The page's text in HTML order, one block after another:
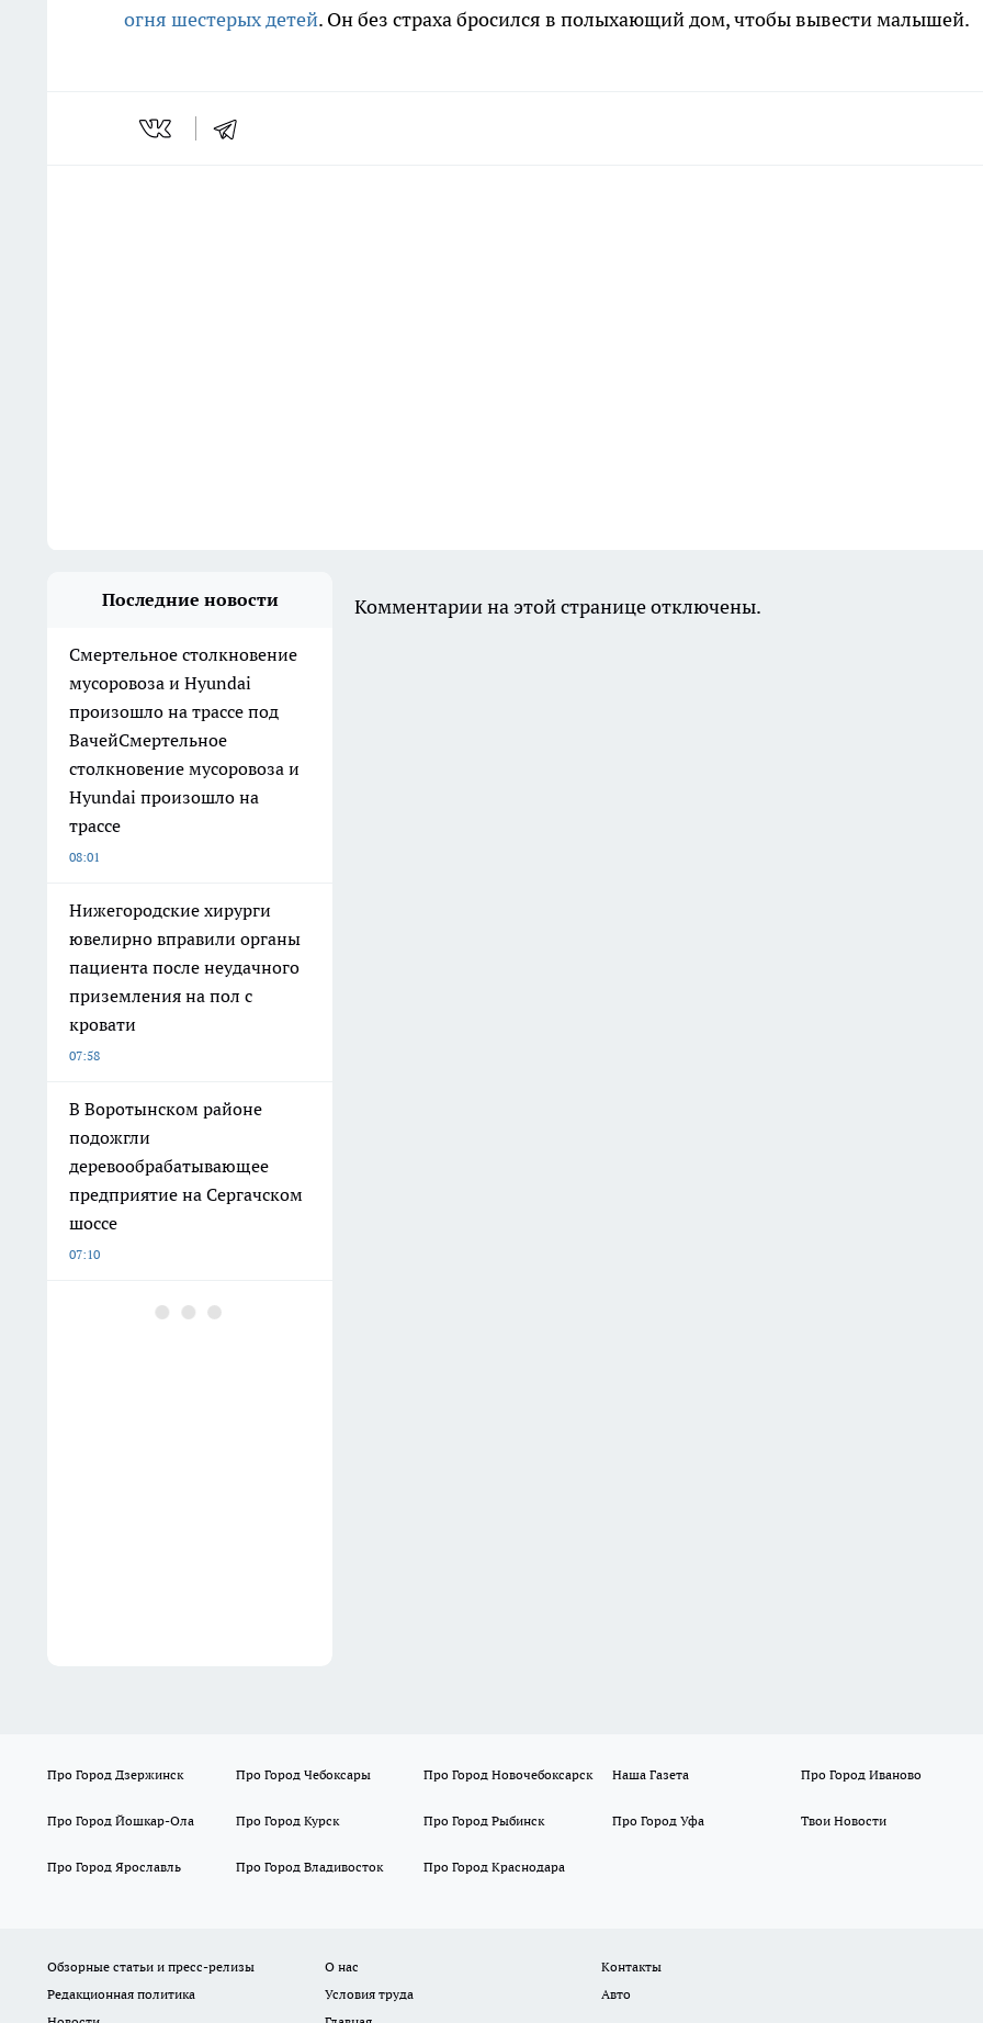
огня шестерых детей. Он без страха бросился в полыхающий дом, чтобы вывести малышей.
Последние новости
Смертельное столкновение
мусоровоза и Hyundai
произошло на трассе под
ВачейСмертельное
столкновение мусоровоза и
Hyundai произошло на
трассе
08:01
Нижегородские хирурги
ювелирно вправили органы
пациента после неудачного
приземления на пол с
кровати
07:58
В Воротынском районе
подожгли
деревообрабатывающее
предприятие на Сергачском
шоссе
07:10
Сотрудница нижегородского
Комментарии на этой странице отключены.
Про Город Дзержинск Про Город Чебоксары Про Город Новочебоксарск Наша Газета Про Город Иваново
Про Город Йошкар-Ола Про Город Курск Про Город Рыбинск Про Город Уфа Твои Новости
Про Город Ярославль Про Город Владивосток Про Город Краснодара
Обзорные статьи и пресс-релизы О нас
Контакты
Редакционная политика
Условия труда
Авто